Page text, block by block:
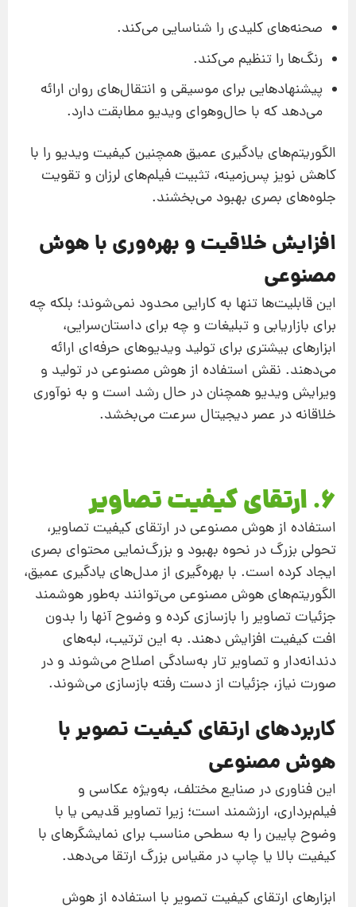
صحنه‌های کلیدی را شناسایی می‌کند.
رنگ‌ها را تنظیم می‌کند.
پیشنهادهایی برای موسیقی و انتقال‌های روان ارائه
می‌دهد که با حال‌و‌هوای ویدیو مطابقت دارد.
الگوریتم‌های یادگیری عمیق همچنین کیفیت ویدیو را با
کاهش نویز پس‌زمینه، تثبیت فیلم‌های لرزان و تقویت
جلوه‌های بصری بهبود می‌بخشند.
افزایش خلاقیت و بهره‌وری با هوش
مصنوعی
این قابلیت‌ها تنها به کارایی محدود نمی‌شوند؛ بلکه چه
برای بازاریابی و تبلیغات و چه برای داستان‌سرایی،
ابزارهای بیشتری برای تولید ویدیوهای حرفه‌ای ارائه
می‌دهند. نقش استفاده از هوش مصنوعی در تولید و
ویرایش ویدیو همچنان در حال رشد است و به نوآوری
خلاقانه در عصر دیجیتال سرعت می‌بخشد.
6. ارتقای کیفیت تصاویر
استفاده از هوش مصنوعی در ارتقای کیفیت تصاویر،
تحولی بزرگ در نحوه بهبود و بزرگ‌نمایی محتوای بصری
ایجاد کرده است. با بهره‌گیری از مدل‌های یادگیری عمیق،
الگوریتم‌های هوش مصنوعی می‌توانند به‌طور هوشمند
جزئیات تصاویر را بازسازی کرده و وضوح آنها را بدون
افت کیفیت افزایش دهند. به این ترتیب، لبه‌های
دندانه‌دار و تصاویر تار به‌سادگی اصلاح می‌شوند و در
صورت نیاز، جزئیات از دست رفته بازسازی می‌شوند.
کاربردهای ارتقای کیفیت تصویر با
هوش مصنوعی
این فناوری در صنایع مختلف، به‌ویژه عکاسی و
فیلم‌برداری، ارزشمند است؛ زیرا تصاویر قدیمی یا با
وضوح پایین را به سطحی مناسب برای نمایشگرهای با
کیفیت بالا یا چاپ در مقیاس بزرگ ارتقا می‌دهد.
ابزارهای ارتقای کیفیت تصویر با استفاده از هوش